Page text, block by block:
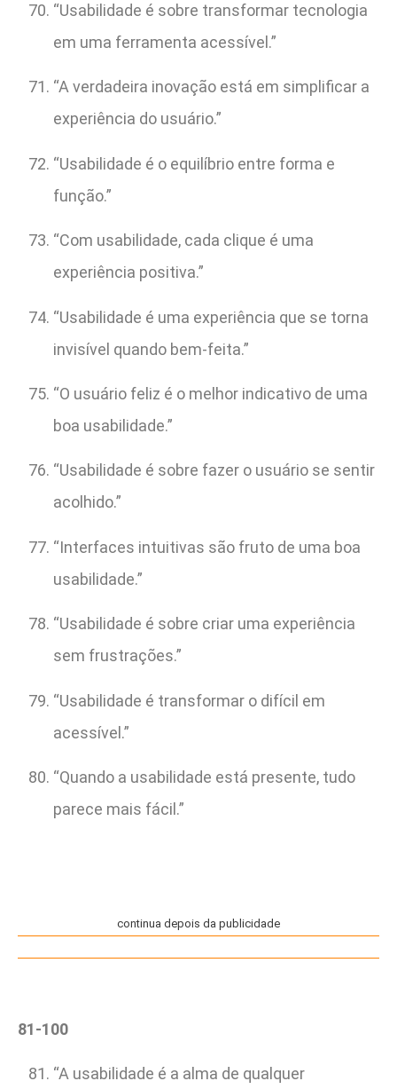
“Usabilidade é sobre transformar tecnologia
em uma ferramenta acessível.”
“A verdadeira inovação está em simplificar a
experiência do usuário.”
“Usabilidade é o equilíbrio entre forma e
função.”
“Com usabilidade, cada clique é uma
experiência positiva.”
“Usabilidade é uma experiência que se torna
invisível quando bem-feita.”
“O usuário feliz é o melhor indicativo de uma
boa usabilidade.”
“Usabilidade é sobre fazer o usuário se sentir
acolhido.”
“Interfaces intuitivas são fruto de uma boa
usabilidade.”
“Usabilidade é sobre criar uma experiência
sem frustrações.”
“Usabilidade é transformar o difícil em
acessível.”
“Quando a usabilidade está presente, tudo
parece mais fácil.”
continua depois da publicidade
81-100
“A usabilidade é a alma de qualquer